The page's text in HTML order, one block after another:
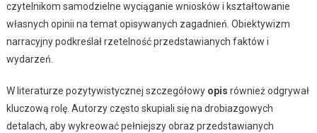
czytelnikom samodzielne wyciąganie wniosków i kształtowanie
własnych opinii na temat opisywanych zagadnień. Obiektywizm
narracyjny podkreślał rzetelność przedstawianych faktów i
wydarzeń.
W literaturze pozytywistycznej szczegółowy opis również odgrywał
kluczową rolę. Autorzy często skupiali się na drobiazgowych
detalach, aby wykreować pełniejszy obraz przedstawianych